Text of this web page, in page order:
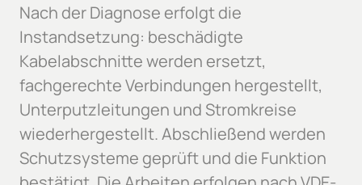
Nach der Diagnose erfolgt die
Instandsetzung: beschädigte
Kabelabschnitte werden ersetzt,
fachgerechte Verbindungen hergestellt,
Unterputzleitungen und Stromkreise
wiederhergestellt. Abschließend werden
Schutzsysteme geprüft und die Funktion